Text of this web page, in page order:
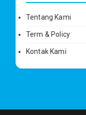
Tentang Kami
Term & Policy
Kontak Kami